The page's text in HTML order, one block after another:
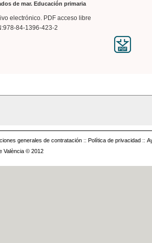
de mar. Educación primaria
electrónico. PDF acceso libre
84-1396-423-2
generales de contratación :: Política de privacidad ::
València © 2012